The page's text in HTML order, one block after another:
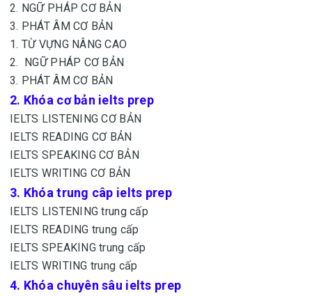
2. NGỮ PHÁP CƠ BẢN
3. PHÁT ÂM CƠ BẢN
1. TỪ VỰNG NÂNG CAO
2. NGỮ PHÁP CƠ BẢN
3. PHÁT ÂM CƠ BẢN
2. Khóa cơ bản ielts prep
IELTS LISTENING CƠ BẢN
IELTS READING CƠ BẢN
IELTS SPEAKING CƠ BẢN
IELTS WRITING CƠ BẢN
3. Khóa trung câp ielts prep
IELTS LISTENING trung cấp
IELTS READING trung cấp
IELTS SPEAKING trung cấp
IELTS WRITING trung cấp
4. Khóa chuyên sâu ielts prep